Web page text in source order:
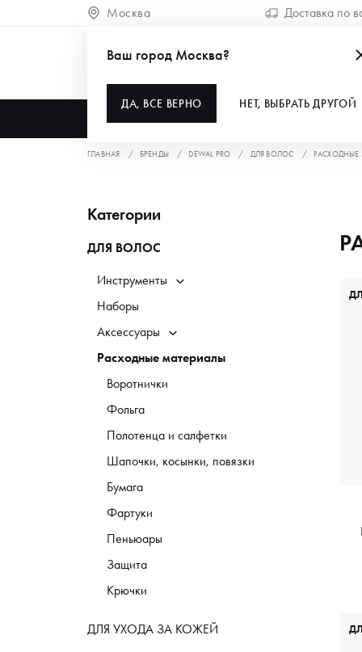
Москва Доставка по
Ваш город Москва?
ДА, ВСЕ ВЕРНО НЕТ, ВЫБРАТЬ ДРУГОЙ
ГЛАВНАЯ БРЕНДЫ DEWAL PRO ДЛЯ ВОЛОС РАСХОДНЫЕ
Категории
ДЛЯ ВОЛОС
Инструменты
Наборы
Аксессуары
Расходные материалы
Воротнички
Фольга
Полотенца и салфетки
Шапочки, косынки, повязки
Бумага
Фартуки
Пеньюары
Защита
Крючки
ДЛЯ УХОДА ЗА КОЖЕЙ